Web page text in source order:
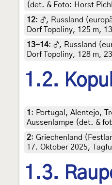
(det. & Foto: Horst
12: ♂, Russland
Dorf Topoliny, 125 m,
13-14: ♂, Russland
Dorf Topoliny, 128 m,
1.2.
1 : Portugal, Alentejo,
Aussenlampe (det. &
2: Griechenland
17. Oktober 2025,
1.3.